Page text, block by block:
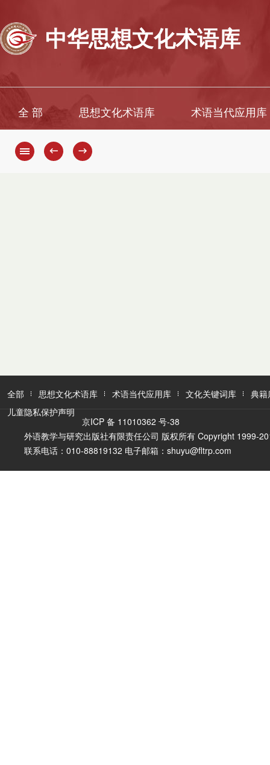
中华思想文化术语库
全 部 思想文化术语库 术语当代应用库
← →
全部 思想文化术语库 术语当代应用库 文化关键词库
典籍
儿童隐私保护声明
京ICP 备 11010362 号-38
外语教学与研究出版社有限责任公司 版权所有 Copyright 1999-
联系电话：010-88819132 电子邮箱：shuyu@fltrp.com